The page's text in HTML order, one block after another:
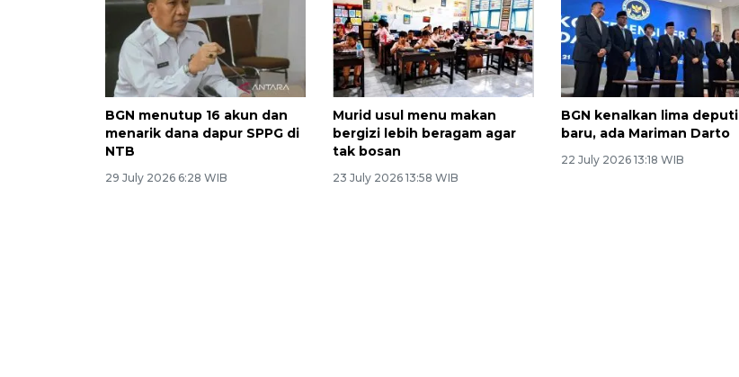
BGN menutup 16 akun dan
menarik dana dapur SPPG di
NTB
29 July 2026 6:28 WIB
Murid usul menu makan
bergizi lebih beragam agar
tak bosan
23 July 2026 13:58 WIB
BGN kenalkan lima deputi
baru, ada Mariman Darto
22 July 2026 13:18 WIB